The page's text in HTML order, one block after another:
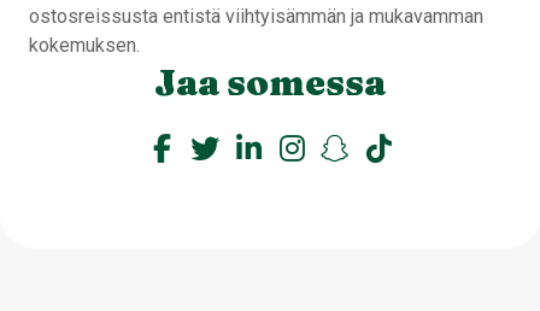
ostosreissusta entistä viihtyisämmän ja mukavamman
kokemuksen.
Jaa somessa